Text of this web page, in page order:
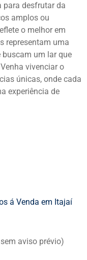
para desfrutar da
amplos ou
o melhor em
representam uma
buscam um lar que
vivenciar o
únicas, onde cada
experiência de
á Venda em Itajaí
aviso prévio)